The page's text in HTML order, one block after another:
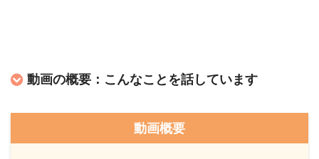
動画の概要：こんなことを話しています
動画概要